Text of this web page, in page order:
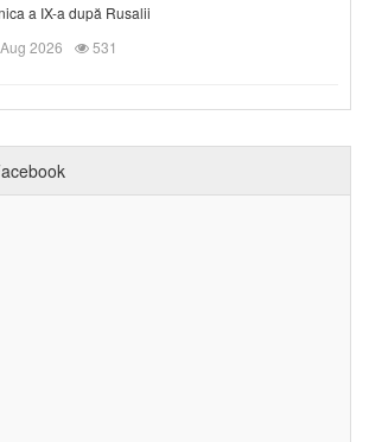
a IX-a după Rusalii
2026
531